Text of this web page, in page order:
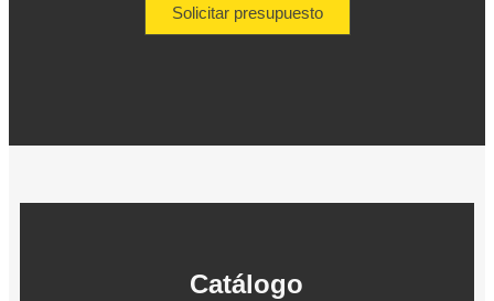
Solicitar presupuesto
Catálogo